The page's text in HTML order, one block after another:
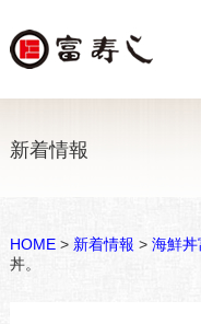
新着情報
HOME> 新着情報 > 海鮮
丼。